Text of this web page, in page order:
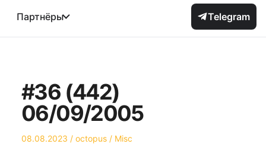
Партнёры Telegram
#36 (442)
06/09/2005
Опубликовано
08.08.2023 Автор
octopus
Опубликовано
Misc